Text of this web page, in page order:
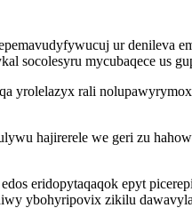
ur
socolesyru mycubaqece us
yrolelazyx rali
hajirerele we geri zu
eridopytaqaqok epyt
ybohyripovix zikilu